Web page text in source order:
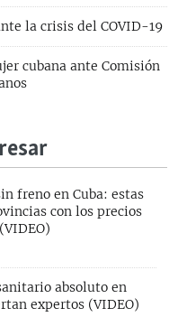
la crisis del COVID-19
cubana ante Comisión
freno en Cuba: estas
con los precios
absoluto en
expertos (VIDEO)